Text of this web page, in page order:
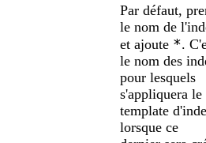
Par défaut,
le nom de
et ajoute *.
le nom des
pour lesquels
s'appliquera le
template
lorsque ce